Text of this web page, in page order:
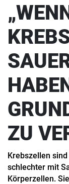
ZU
Krebszellen
schlechter mit
Körperzellen.